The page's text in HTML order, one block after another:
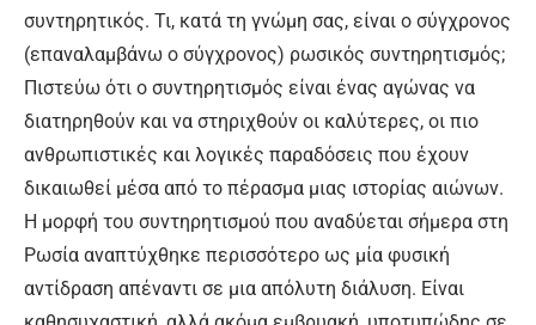
συντηρητικός. Τι, κατά τη γνώμη σας, είναι ο σύγχρονος
(επαναλαμβάνω ο σύγχρονος) ρωσικός συντηρητισμός;
Πιστεύω ότι ο συντηρητισμός είναι ένας αγώνας να
διατηρηθούν και να στηριχθούν οι καλύτερες, οι πιο
ανθρωπιστικές και λογικές παραδόσεις που έχουν
δικαιωθεί μέσα από το πέρασμα μιας ιστορίας αιώνων.
Η μορφή του συντηρητισμού που αναδύεται σήμερα στη
Ρωσία αναπτύχθηκε περισσότερο ως μία φυσική
αντίδραση απέναντι σε μια απόλυτη διάλυση. Είναι